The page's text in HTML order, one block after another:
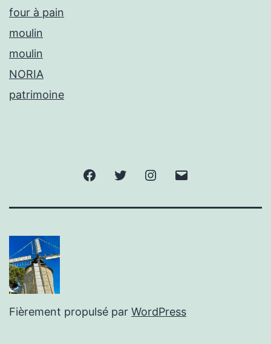
four à pain
moulin
moulin
NORIA
patrimoine
FacebookTwitter Instagram
Fièrement propulsé par WordPress